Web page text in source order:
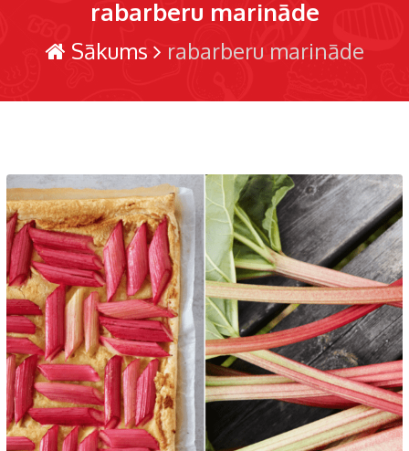
rabarberu marināde
Sākums rabarberu marināde